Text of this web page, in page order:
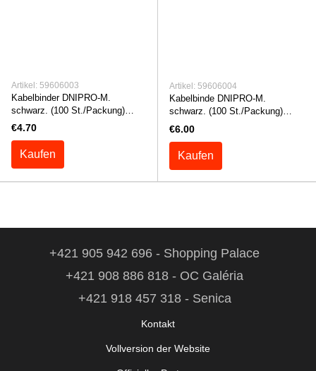
Artikel: 59606003
Kabelbinder DNIPRO-M.
schwarz. (100 St./Packung)
3,6*300 mm
€4.70
Kaufen
Artikel: 59606004
Kabelbinde DNIPRO-M.
schwarz. (100 St./Packung)
4,6*350 mm
€6.00
Kaufen
+421 905 942 696 - Shopping Palace
+421 908 886 818 - OC Galéria
+421 918 457 318 - Senica
Kontakt
Vollversion der Website